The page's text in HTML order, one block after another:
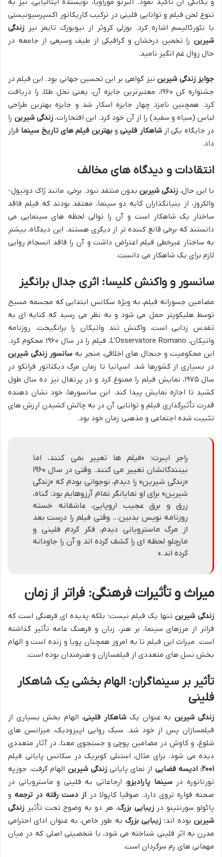
و یگانگی آن تأکید نمود. آلبرتو موراویا، نویسنده ایتالیایی، نیز به
تنوع لحن فیلم و توانایی فلینی در ترکیب کاریکاتور اکسپرسیونیستی
با نئورئالیسم اشاره کرد. بوزلی کروثر از نیویورک تایمز نیز زندگی
شیرین را تخمین درخشان و گرافیکی از طیف وسیعی از جامعه در
حال زوال غم انگیز نامید.
جوایز زندگی شیرین نیز گواهی بر این تحسین جهانی بود. این فیلم در
جشنواره کن ۱۹۶۰، معتبرترین جایزه آن، یعنی نخل طلا، را دریافت
کرد. همچنین نامزد چهار جایزه اسکار شد و جایزه بهترین طراحی
لباس (سیاه و سفید) را از آن خود کرد. این افتخارات، زندگی شیرینرا
در جایگاه یکی ازشاهکار فلینیوبهترین فیلم های تاریخ سینما قرار
داد.
انتقادات و دیدگاه های مخالف
با این حال، زندگی شیرینبدون منتقد نبود. برخی، مانند ژاک دونیول-
والکروز، از بنیانگذاران کایه دو سینما، معتقد بودند که فیلم فاقد
ساختار یک شاهکار است و آن را توالی لحظه های سینمایی می
دانستند که برخی قانع کننده تر از دیگری هستند. این دیدگاه، بیشتر
به ساختار غیرخطی فیلم اعتراض داشت و آن را فاقد انسجام روایی
لازم برای یک شاهکار می دانست.
سانسور و واکنش کلیسا: اثری جدال برانگیز
مضامین جسورانه فیلم، به ویژه سکانس ابتدایی که مجسمه مسیح
توسط هلیکوپتر حمل می شود و به نظر می رسید که کنایه ای به
تقدس زدایی است، واکنش تند واتیکان را برانگیخت. روزنامه
واتیکان، L’Osservatore Romano، فیلم را در سال ۱۹۶۰ محکوم کرد.
این محکومیت و جنجال های اخلاقی، منجر بهسانسور زندگی شیرین
در بسیاری از کشورها شد. اسپانیا تا زمان مرگ دیکتاتور فرانکو در
سال ۱۹۷۵، نمایش فیلم را ممنوع کرد و در پرتغال نیز ده سال طول
کشید تا اجازه نمایش پیدا کند. این سانسورها، خود نشان دهنده
قدرت تأثیرگذاری فیلم و توانایی آن در به چالش کشیدن ارزش های
تثبیت شده اجتماعی و مذهبی زمان خود بود.
راجر ایبرت: «فیلم ها تغییر نمی کنند، اما
بینندگانشان تغییر می کنند. وقتی در سال ۱۹۶۰
«زندگی شیرین» را دیدم، نوجوانی بودم که «زندگی
شیرین» برای او نمایانگر تمام آرزوهایم بود: گناه،
زرق و برق عجیب اروپایی، عاشقانه خسته
روزنامه نویس بدبین… وقتی فیلم را درست بعد
از مرگ ماسترویانی دیدم، فکر کردم فلینی و
مارچلو لحظه ای را کشف کرده اند و آن را جاودانه
کرده اند.»
میراث و تأثیرات فرهنگی: فراتر از زمان
زندگی شیرین تنها یک فیلم نیست؛ بلکه پدیده ای فرهنگی است که
فراتر از مرزهای سینما، بر هنر، زبان و فرهنگ عامه تأثیر گذاشته
است. میراث این فیلم تا به امروز همچنان پویا و زنده است و الهام
بخش نسل های متعددی از فیلمسازان و هنرمندان بوده است.
تأثیر بر سینماگران: الهام بخشی یک شاهکار
فلینی
زندگی شیرین به عنوان یکشاهکار فلینی، الهام بخش بسیاری از
فیلمسازان پس از خود شد. سبک روایی اپیزودیک، میزانسن های
شلوغ، و کاوش در مضامین پوچی و جستجوی معنا، در آثار متعددی
دیده می شود. برای مثال، استنلی کوبریک در سکانس پایانی فیلم
۲۰۰۱: ادیسه فضایی
از نمای پایانیزندگی شیرین الهام گرفت. جوزپه
تورناتوره درسینما پارادیزو، ارجاعاتی به فلینی و ماسترویانی در
صحنه فواره تروی دارد. صوفیا کاپولا در از دست رفته در ترجمه و
پائولو سورنتینو درزیبایی بزرگ، هر دو به وضوح تحت تأثیر زندگی
شیرینبوده اند؛ زیبایی بزرگ به طور خاص، به عنوان ادای احترامی
مدرن به اثر فلینی شناخته می شود، با شخصیتی اصلی که در میان
مهمانی های رم سرگردان است.